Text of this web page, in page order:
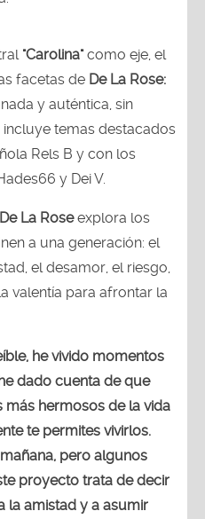
"Carolina"como eje, el
facetas de De La Rose:
y auténtica, sin
temas destacados
Rels B y con los
y Dei V.
De La Roseexplora los
a una generación: el
el desamor, el riesgo,
valentía para afrontar la
he vivido momentos
dado cuenta de que
hermosos de la vida
te permites vivirlos.
pero algunos
proyecto trata de decir
la amistad y a asumir